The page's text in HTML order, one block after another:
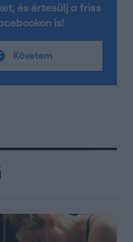
és értesülj a friss
is!
Követem